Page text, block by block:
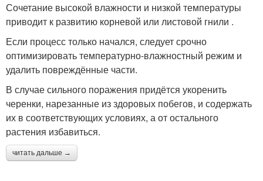
Сочетание высокой влажности и низкой температуры
приводит к развитию корневой или листовой гнили .
Если процесс только начался, следует срочно
оптимизировать температурно-влажностный режим и
удалить повреждённые части.
В случае сильного поражения придётся укоренить
черенки, нарезанные из здоровых побегов, и содержать
их в соответствующих условиях, а от остального
растения избавиться.
читать дальше →